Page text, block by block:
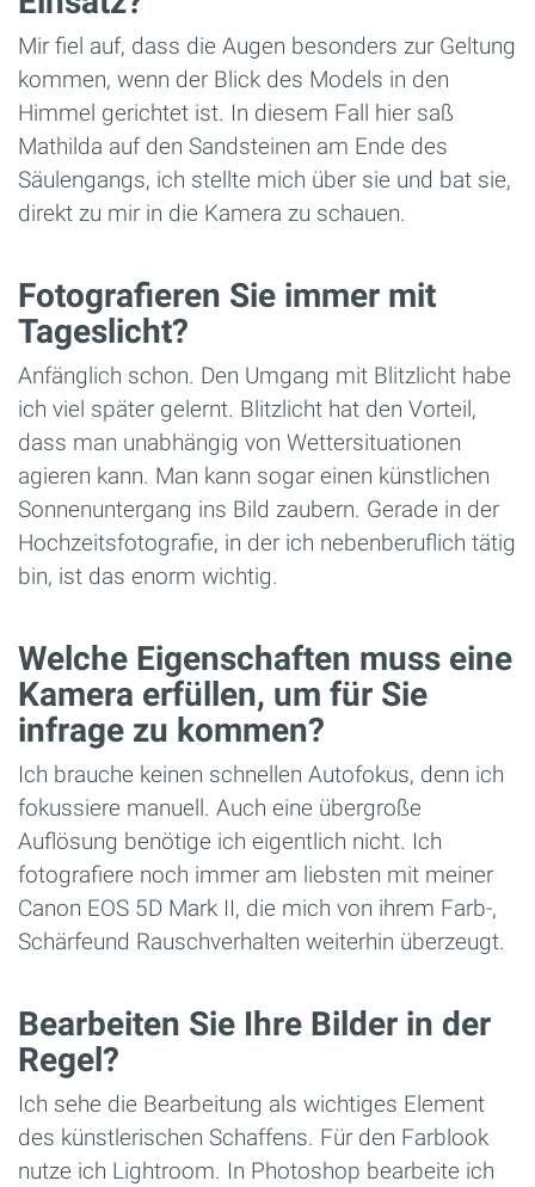
Mir fiel auf, dass die Augen besonders zur Geltung
kommen, wenn der Blick des Models in den
Himmel gerichtet ist. In diesem Fall hier saß
Mathilda auf den Sandsteinen am Ende des
Säulengangs, ich stellte mich über sie und bat sie,
direkt zu mir in die Kamera zu schauen.
Fotografieren Sie immer mit
Tageslicht?
Anfänglich schon. Den Umgang mit Blitzlicht habe
ich viel später gelernt. Blitzlicht hat den Vorteil,
dass man unabhängig von Wettersituationen
agieren kann. Man kann sogar einen künstlichen
Sonnenuntergang ins Bild zaubern. Gerade in der
Hochzeitsfotografie, in der ich nebenberuflich tätig
bin, ist das enorm wichtig.
Welche Eigenschaften muss eine
Kamera erfüllen, um für Sie
infrage zu kommen?
Ich brauche keinen schnellen Autofokus, denn ich
fokussiere manuell. Auch eine übergroße
Auflösung benötige ich eigentlich nicht. Ich
fotografiere noch immer am liebsten mit meiner
Canon EOS 5D Mark II, die mich von ihrem Farb-,
Schärfeund Rauschverhalten weiterhin überzeugt.
Bearbeiten Sie Ihre Bilder in der
Regel?
Ich sehe die Bearbeitung als wichtiges Element
des künstlerischen Schaffens. Für den Farblook
nutze ich Lightroom. In Photoshop bearbeite ich